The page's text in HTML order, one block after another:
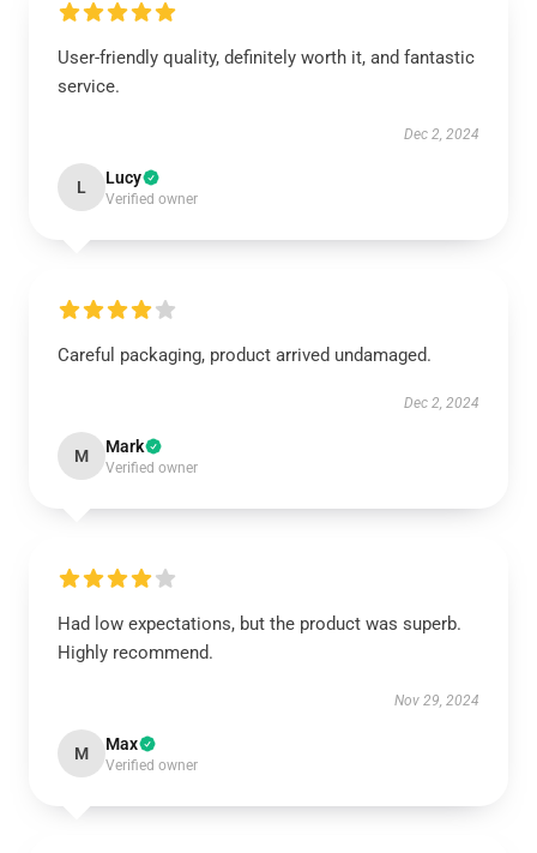
User-friendly quality, definitely worth it, and fantastic
service.
Dec 2, 2024
L Lucy
Verified owner
Careful packaging, product arrived undamaged.
Dec 2, 2024
M Mark
Verified owner
Had low expectations, but the product was superb.
Highly recommend.
Nov 29, 2024
M Max
Verified owner